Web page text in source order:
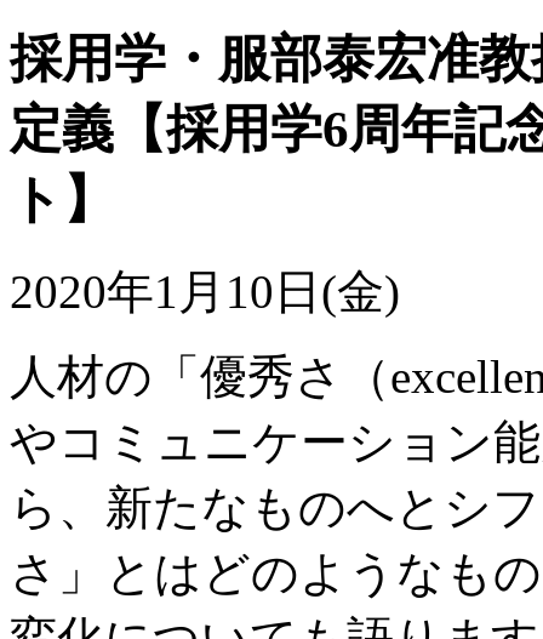
採用学・服部泰宏准
定義【採用学6周年記
ト】
2020年1月10日(金)
人材の「優秀さ（
やコミュニケーション
ら、新たなものへとシ
さ」とはどのようなも